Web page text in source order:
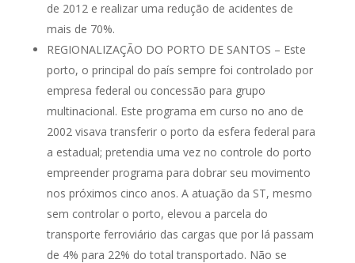
de 2012 e realizar uma redução de acidentes de
mais de 70%.
REGIONALIZAÇÃO DO PORTO DE SANTOS – Este
porto, o principal do país sempre foi controlado por
empresa federal ou concessão para grupo
multinacional. Este programa em curso no ano de
2002 visava transferir o porto da esfera federal para
a estadual; pretendia uma vez no controle do porto
empreender programa para dobrar seu movimento
nos próximos cinco anos. A atuação da ST, mesmo
sem controlar o porto, elevou a parcela do
transporte ferroviário das cargas que por lá passam
de 4% para 22% do total transportado. Não se